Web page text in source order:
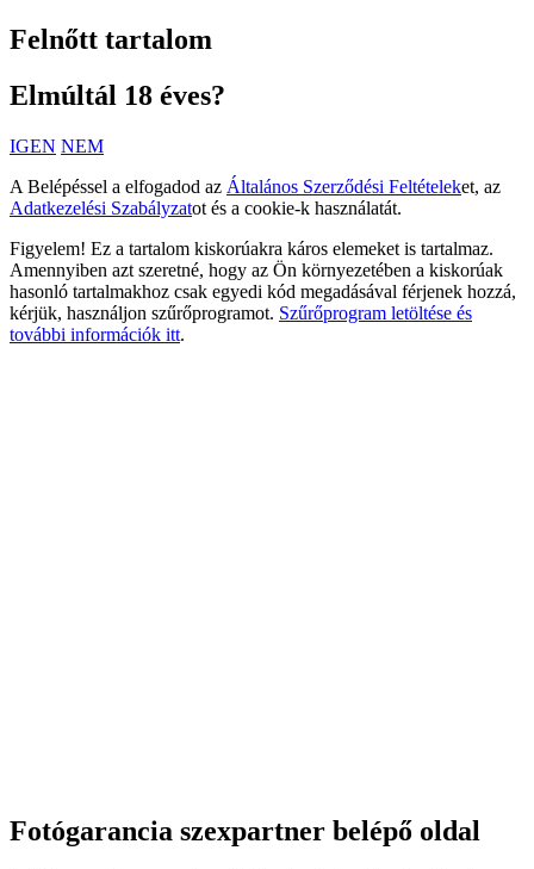
Felnőtt tartalom
Elmúltál 18 éves?
IGEN NEM
A Belépéssel a elfogadod az Általános Szerződési Feltételeket, az
Adatkezelési Szabályzatot és a cookie-k használatát.
Figyelem! Ez a tartalom kiskorúakra káros elemeket is tartalmaz.
Amennyiben azt szeretné, hogy az Ön környezetében a kiskorúak
hasonló tartalmakhoz csak egyedi kód megadásával férjenek hozzá,
kérjük, használjon szűrőprogramot. Szűrőprogram letöltése és
további információk itt.
Fotógarancia szexpartner belépő oldal